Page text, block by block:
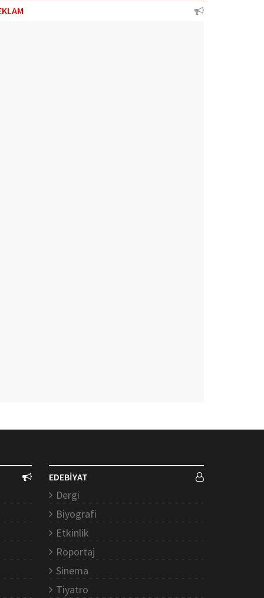
EDEBİYAT
Dergi
Biyografi
Etkinlik
Röportaj
Sinema
Tiyatro